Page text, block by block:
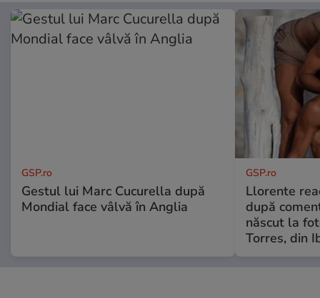
GSP.ro
Gestul lui Marc Cucurella după
Mondial face vâlvă în Anglia
GSP.ro
Llorente
după
născut la
Torres, din